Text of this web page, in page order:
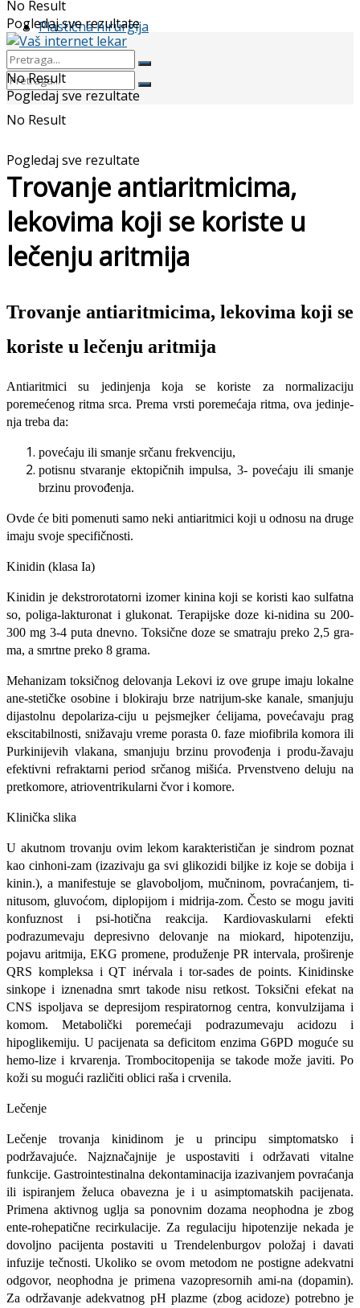
Plastična hirurgija
No Result
Pogledaj sve rezultate
No Result
Pogledaj sve rezultate
No Result
Pogledaj sve rezultate
Trovanje antiaritmicima,
lekovima koji se koriste u
lečenju aritmija
Trovanje antiaritmicima, lekovima koji se
koriste u lečenju aritmija
Antiaritmici su jedinjenja koja se koriste za normalizaciju
poremećenog ritma srca. Prema vrsti poremećaja ritma, ova jedinje­
nja treba da:
povećaju ili smanje srčanu frekvenciju,
potisnu stvaranje ektopičnih impulsa, 3- povećaju ili smanje
brzinu provođenja.
Ovde će biti pomenuti samo neki antia­ritmici koji u odnosu na druge
imaju svo­je specifičnosti.
Kinidin (klasa Ia)
Kinidin je dekstrorotatorni izomer ki­nina koji se koristi kao sulfatna
so, poliga-lakturonat i glukonat. Terapijske doze ki-nidina su 200-
300 mg 3-4 puta dnevno. Toksične doze se smatraju preko 2,5 gra­
ma, a smrtne preko 8 grama.
Mehanizam toksičnog delovanja Lekovi iz ove grupe imaju lokalne
ane-stetičke osobine i blokiraju brze natrijum-ske kanale, smanjuju
dijastolnu depolariza-ciju u pejsmejker ćelijama, povećavaju prag
ekscitabilnosti, snižavaju vreme porasta 0. faze miofibrila komora ili
Purkinijevih vla­kana, smanjuju brzinu provođenja i produ-žavaju
efektivni refraktarni period srčanog mišića. Prvenstveno deluju na
pretkomore, atrioventrikularni čvor i komore.
Klinička slika
U akutnom trovanju ovim lekom karak­terističan je sindrom poznat
kao cinhoni-zam (izazivaju ga svi glikozidi biljke iz ko­je se dobija i
kinin.), a manifestuje se glavoboljom, mučninom, povraćanjem, ti-
nitusom, gluvoćom, diplopijom i midrija-zom. Često se mogu javiti
konfuznost i psi-hotična reakcija. Kardiovaskularni efekti
podrazumevaju depresivno delovanje na miokard, hipotenziju,
pojavu aritmija, EKG promene, produženje PR intervala, proši­renje
QRS kompleksa i QT inérvala i tor-sades de points. Kinidinske
sinkope i izne­nadna smrt takode nisu retkost. Toksični efekat na
CNS ispoljava se depresijom re­spiratornog centra, konvulzijama i
komom. Metabolički poremećaji podrazumevaju acidozu i
hipoglikemiju. U pacijenata sa deficitom enzima G6PD moguće su
hemo-lize i krvarenja. Trombocitopenija se tako­de može javiti. Po
koži su mogući različiti oblici raša i crvenila.
Lečenje
Lečenje trovanja kinidinom je u princi­pu simptomatsko i
podržavajuće. Najzna­čajnije je uspostaviti i održavati vital­ne
funkcije. Gastrointestinalna dekonta­minacija izazivanjem povraćanja
ili ispira­njem želuca obavezna je i u asimptomatskih pacijenata.
Primena aktivnog uglja sa po­novnim dozama neophodna je zbog
ente-rohepatične recirkulacije. Za regulaciju hipotenzije nekada je
dovoljno pacijenta postaviti u Trendelenburgov položaj i davati
infuzije tečnosti. Ukoliko se ovom metodom ne postigne adekvatni
odgovor, neophodna je primena vazopresornih ami-na (dopamin).
Za održavanje adekvatnog pH plazme (zbog acidoze) potrebno je